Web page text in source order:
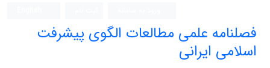
فصلنامه علمی مطالعات الگوی پیشرفت
اسلامی ایرانی